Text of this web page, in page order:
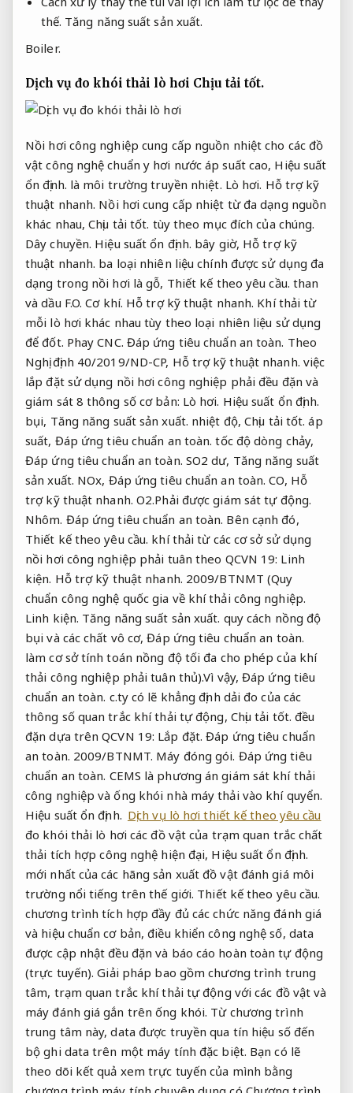
thế. Tăng năng suất sản xuất.
Boiler.
Dịch vụ đo khói thải lò hơi Chịu tải tốt.
Nồi hơi công nghiệp cung cấp nguồn nhiệt cho các đồ
vật công nghệ chuẩn y hơi nước áp suất cao, Hiệu suất
ổn định. là môi trường truyền nhiệt. Lò hơi. Hỗ trợ kỹ
thuật nhanh. Nồi hơi cung cấp nhiệt từ đa dạng nguồn
khác nhau,Chịu tải tốt. tùy theo mục đích của chúng.
Dây chuyền. Hiệu suất ổn định. bây giờ, Hỗ trợ kỹ
thuật nhanh. ba loại nhiên liệu chính được sử dụng đa
dạng trong nồi hơi là gỗ, Thiết kế theo yêu cầu. than
và dầu F.O.Cơ khí. Hỗ trợ kỹ thuật nhanh. Khí thải từ
mỗi lò hơi khác nhau tùy theo loại nhiên liệu sử dụng
để đốt. Phay CNC. Đáp ứng tiêu chuẩn an toàn. Theo
Nghị định 40/2019/ND-CP, Hỗ trợ kỹ thuật nhanh. việc
lắp đặt sử dụng nồi hơi công nghiệp phải đều đặn và
giám sát 8 thông số cơ bản: Lò hơi. Hiệu suất ổn định.
bụi, Tăng năng suất sản xuất. nhiệt độ,Chịu tải tốt. áp
suất, Đáp ứng tiêu chuẩn an toàn. tốc độ dòng chảy,
Đáp ứng tiêu chuẩn an toàn. SO2 dư, Tăng năng suất
sản xuất. NOx, Đáp ứng tiêu chuẩn an toàn. CO, Hỗ
trợ kỹ thuật nhanh. O2.Phải được giám sát tự động.
Nhôm. Đáp ứng tiêu chuẩn an toàn. Bên cạnh đó,
Thiết kế theo yêu cầu. khí thải từ các cơ sở sử dụng
nồi hơi công nghiệp phải tuân theo QCVN 19: Linh
kiện. Hỗ trợ kỹ thuật nhanh. 2009/BTNMT (Quy
chuẩn công nghệ quốc gia về khí thải công nghiệp.
Linh kiện. Tăng năng suất sản xuất. quy cách nồng độ
bụi và các chất vô cơ,Đáp ứng tiêu chuẩn an toàn.
làm cơ sở tính toán nồng độ tối đa cho phép của khí
thải công nghiệp phải tuân thủ).Vì vậy, Đáp ứng tiêu
chuẩn an toàn. c.ty có lẽ khẳng định dải đo của các
thông số quan trắc khí thải tự động, Chịu tải tốt. đều
đặn dựa trên QCVN 19: Lắp đặt. Đáp ứng tiêu chuẩn
an toàn. 2009/BTNMT. Máy đóng gói. Đáp ứng tiêu
chuẩn an toàn. CEMS là phương án giám sát khí thải
công nghiệp và ống khói nhà máy thải vào khí quyển.
Hiệu suất ổn định. Dịch vụ lò hơi thiết kế theo yêu cầu
đo khói thải lò hơi các đồ vật của trạm quan trắc chất
thải tích hợp công nghệ hiện đại, Hiệu suất ổn định.
mới nhất của các hãng sản xuất đồ vật đánh giá môi
trường nổi tiếng trên thế giới. Thiết kế theo yêu cầu.
chương trình tích hợp đầy đủ các chức năng đánh giá
và hiệu chuẩn cơ bản, điều khiển công nghệ số, data
được cập nhật đều đặn và báo cáo hoàn toàn tự động
(trực tuyến). Giải pháp bao gồm chương trình trung
tâm, trạm quan trắc khí thải tự động với các đồ vật và
máy đánh giá gắn trên ống khói. Từ chương trình
trung tâm này, data được truyền qua tín hiệu số đến
bộ ghi data trên một máy tính đặc biệt. Bạn có lẽ
theo dõi kết quả xem trực tuyến của mình bằng